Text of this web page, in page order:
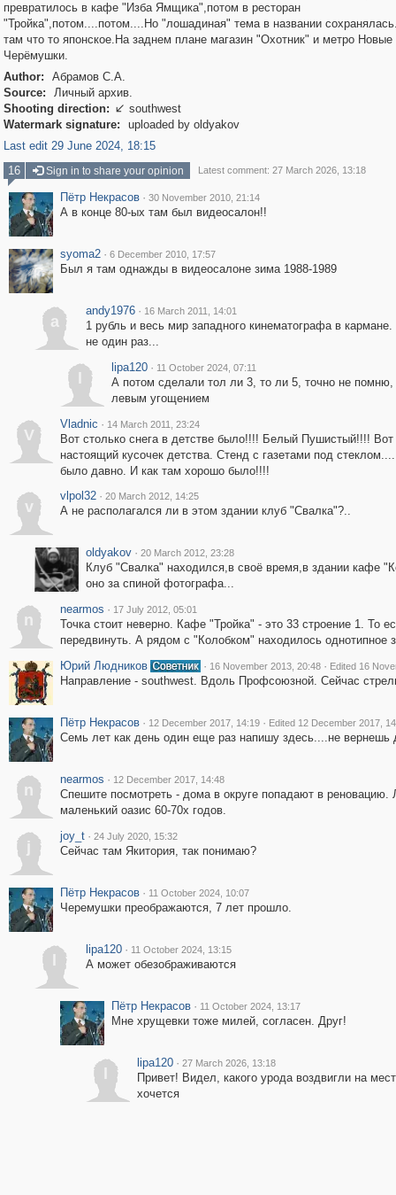
превратилось в кафе "Изба Ямщика",потом в ресторан
"Тройка",потом....потом....Но "лошадиная" тема в названии
там что то японское.На заднем плане магазин "Охотник" и метро Новые
Черёмушки.
Author:
Абрамов С.А.
Source:
Личный архив.
Shooting direction:  southwest
Watermark signature:
uploaded by oldyakov
Last edit 29 June 2024, 18:15
16
Sign in to share your opinion Latest comment: 27 March 2026, 13:18
Пётр Некрасов · 30 November 2010, 21:14
А в конце 80-ых там был видеосалон!!
syoma2 · 6 December 2010, 17:57
Был я там однажды в видеосалоне зима 1988-1989
a
andy1976 · 16 March 2011, 14:01
1 рубль и весь мир западного кинематографа в
не один раз...
lipa120 · 11 October 2024, 07:11
А потом сделали тол ли 3, то ли 5, точно не помню,
левым угощением
V
Vladnic · 14 March 2011, 23:24
Вот столько снега в детстве было!!!! Белый Пушистый!!!! Вот
настоящий кусочек детства. Стенд с газетами под
было давно. И как там хорошо было!!!!
v
vlpol32 · 20 March 2012, 14:25
А не располагался ли в этом здании клуб "Свалка"?..
oldyakov · 20 March 2012, 23:28
Клуб "Свалка" находился,в своё время,в здании кафе
оно за спиной фотографа...
n
nearmos · 17 July 2012, 05:01
Точка стоит неверно. Кафе "Тройка" - это 33 строение 1. То
передвинуть. А рядом с "Колобком" находилось однотипное
Юрий Людников
· 16 November 2013, 20:48 · Edited 16
Направление - southwest. Вдоль Профсоюзной. Сейчас
Пётр Некрасов · 12 December 2017, 14:19 · Edited 12 December 2017,
Семь лет как день один еще раз напишу здесь....не
n
nearmos · 12 December 2017, 14:48
Спешите посмотреть - дома в округе попадают в
маленький оазис 60-70х годов.
j
joy_t · 24 July 2020, 15:32
Сейчас там Якитория, так понимаю?
Пётр Некрасов · 11 October 2024, 10:07
Черемушки преображаются, 7 лет прошло.
lipa120 · 11 October 2024, 13:15
А может обезображиваются
Пётр Некрасов · 11 October 2024, 13:17
Мне хрущевки тоже милей, согласен. Друг!
lipa120 · 27 March 2026, 13:18
Привет! Видел, какого урода воздвигли на
хочется